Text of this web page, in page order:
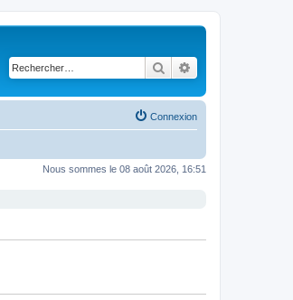
Rechercher
Connexion
Nous sommes le 08 août 2026, 16:51